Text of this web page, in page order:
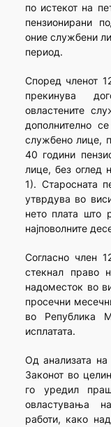
по истекот на
пензионирани
оние службени
период.
Според членот
прекинува
овластените
дополнително
службено лице,
40 години
лице, без оглед
1). Старосната
утврдува во
нето плата што
најповолните
Согласно член
стекнал право
надоместок во
просечни
во Република
исплатата.
Од анализата
Законот во
го уредил
овластувања
работи, како